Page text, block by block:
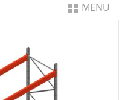
MENU